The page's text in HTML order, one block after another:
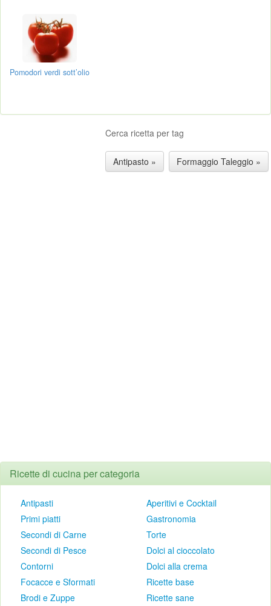
Pomodori verdi sott’olio
Cerca ricetta per tag
Antipasto » Formaggio Taleggio »
Ricette di cucina per categoria
Antipasti
Primi piatti
Secondi di Carne
Secondi di Pesce
Contorni
Focacce e Sformati
Brodi e Zuppe
Aperitivi e Cocktail
Gastronomia
Torte
Dolci al cioccolato
Dolci alla crema
Ricette base
Ricette sane